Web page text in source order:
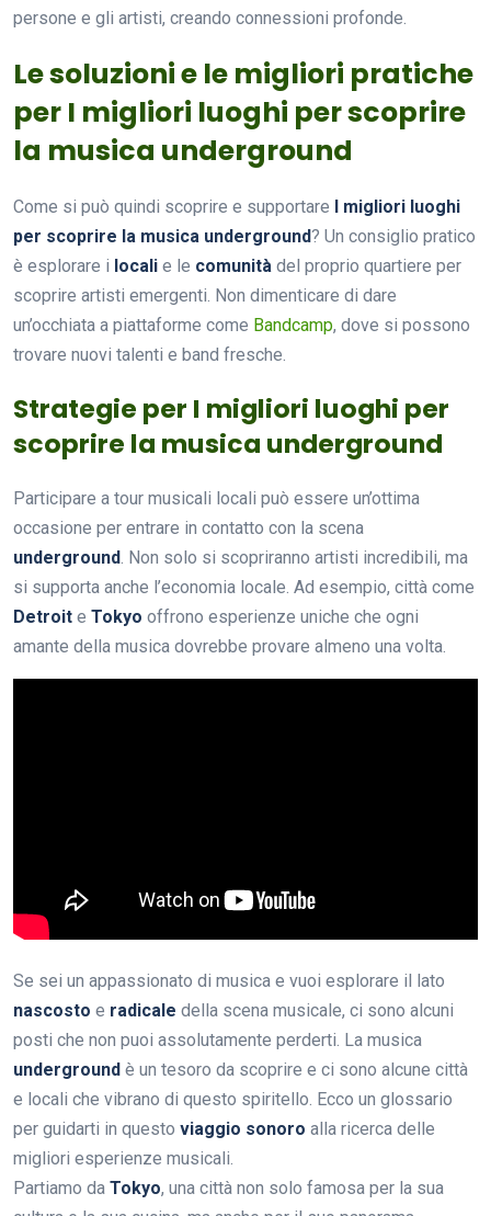
persone e gli artisti, creando connessioni profonde.
Le soluzioni e le migliori pratiche
per I migliori luoghi per scoprire
la musica underground
Come si può quindi scoprire e supportare I migliori luoghi
per scoprire la musica underground? Un consiglio pratico
è esplorare i locali e le comunità del proprio quartiere per
scoprire artisti emergenti. Non dimenticare di dare
un’occhiata a piattaforme come Bandcamp, dove si possono
trovare nuovi talenti e band fresche.
Strategie per I migliori luoghi per
scoprire la musica underground
Participare a tour musicali locali può essere un’ottima
occasione per entrare in contatto con la scena
underground. Non solo si scopriranno artisti incredibili, ma
si supporta anche l’economia locale. Ad esempio, città come
Detroit e Tokyo offrono esperienze uniche che ogni
amante della musica dovrebbe provare almeno una volta.
Se sei un appassionato di musica e vuoi esplorare il lato
nascosto e radicale della scena musicale, ci sono alcuni
posti che non puoi assolutamente perderti. La musica
underground è un tesoro da scoprire e ci sono alcune città
e locali che vibrano di questo spiritello. Ecco un glossario
per guidarti in questo viaggio sonoro alla ricerca delle
migliori esperienze musicali.
Partiamo da Tokyo, una città non solo famosa per la sua